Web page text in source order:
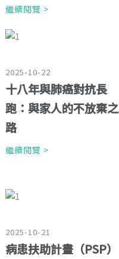
繼續閱覽 >
2025-10-22
十八年與肺癌對抗長
跑：與家人的不放棄之
路
繼續閱覽 >
2025-10-21
病患扶助計畫（PSP）